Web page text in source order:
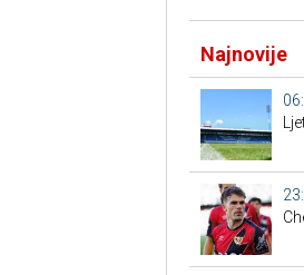
Najnovije